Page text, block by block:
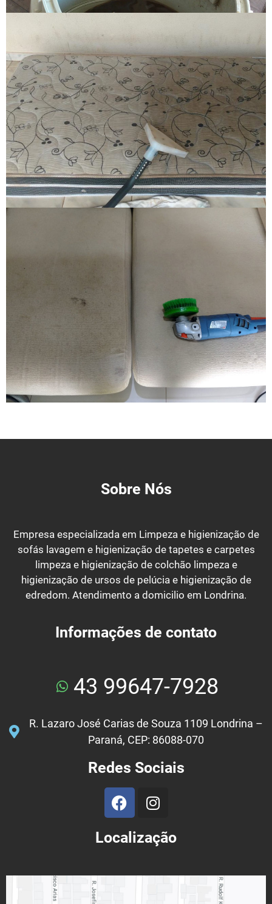
Sobre Nós
Empresa especializada em Limpeza e higienização de
sofás lavagem e higienização de tapetes e carpetes
limpeza e higienização de colchão limpeza e
higienização de ursos de pelúcia e higienização de
edredom. Atendimento a domicilio em Londrina.
Informações de contato
43 99647-7928
R. Lazaro José Carias de Souza 1109 Londrina –
Paraná, CEP: 86088-070
Redes Sociais
Localização